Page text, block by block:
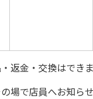
返金・交換はでき
場で店員へお知ら